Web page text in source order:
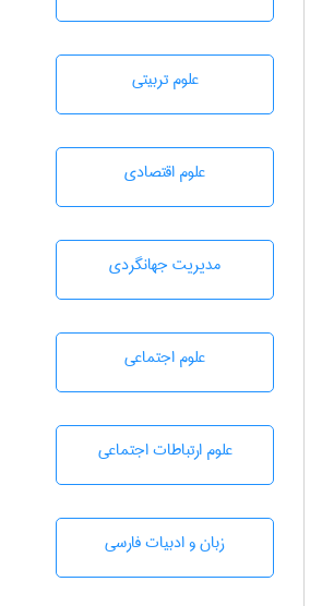
علوم تربيتی
علوم اقتصادی
مديريت جهانگردی
علوم اجتماعی
علوم ارتباطات اجتماعی
زبان و ادبيات فارسی